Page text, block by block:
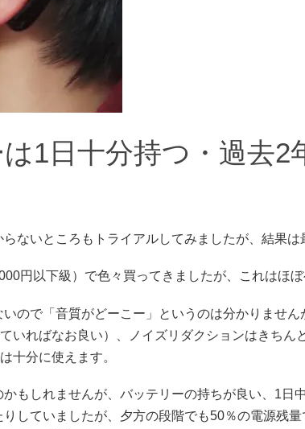
は1日十分持つ・過去
ないところもトライアルしてみましたが、結果は
円以下級）で色々買ってきましたが、これはほぼ
ので「音質がどーこー」というのは分かりませ
いればなお良い）、ノイズリダクションはきちん
十分に使えます。
もしれませんが、バッテリーの持ちが良い、1日
していましたが、夕方の段階でも50％の電源残